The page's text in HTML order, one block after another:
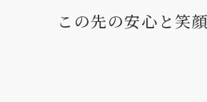
この先の安心と笑